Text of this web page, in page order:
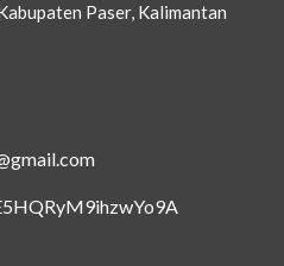
Paser, Kalimantan